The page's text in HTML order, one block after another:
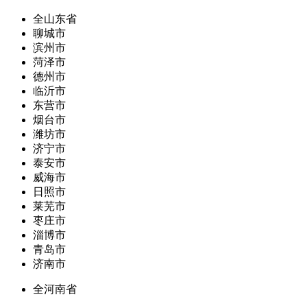
全山东省
聊城市
滨州市
菏泽市
德州市
临沂市
东营市
烟台市
潍坊市
济宁市
泰安市
威海市
日照市
莱芜市
枣庄市
淄博市
青岛市
济南市
全河南省